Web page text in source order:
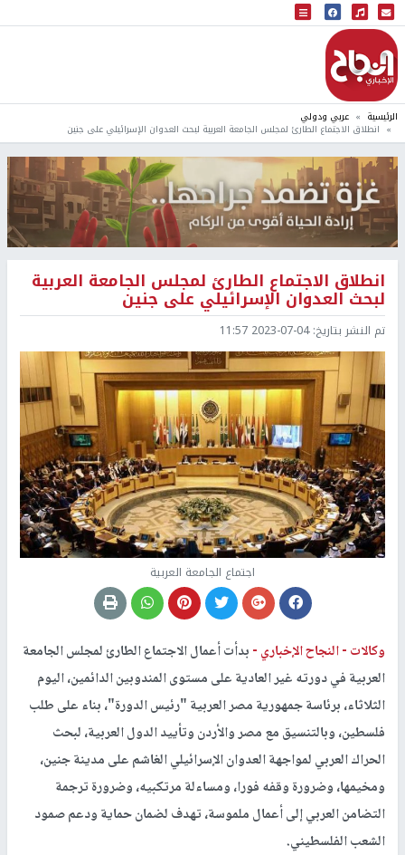
البث المباشر
إذاعة النجاح
الرئيسية عربي ودولي
انطلاق الاجتماع الطارئ لمجلس الجامعة العربية لبحث العدوان الإسرائيلي على جنين
انطلاق الاجتماع الطارئ لمجلس الجامعة العربية
لبحث العدوان الإسرائيلي على جنين
تم النشر بتاريخ:2023-07-04 11:57
اجتماع الجامعة العربية
وكالات -النجاح الإخباري -بدأت أعمال الاجتماع الطارئ لمجلس الجامعة
العربية في دورته غير العادية على مستوى المندوبين الدائمين، اليوم
الثلاثاء، برئاسة جمهورية مصر العربية "رئيس الدورة"، بناء على طلب
فلسطين، وبالتنسيق مع مصر والأردن وتأييد الدول العربية، لبحث
الحراك العربي لمواجهة العدوان الإسرائيلي الغاشم على مدينة جنين،
ومخيمها، وضرورة وقفه فورا، ومساءلة مرتكبيه، وضرورة ترجمة
التضامن العربي إلى أعمال ملموسة، تهدف لضمان حماية ودعم صمود
الشعب الفلسطيني.